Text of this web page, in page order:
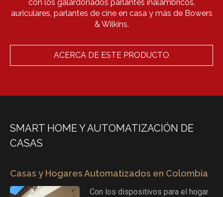
con los galardonados parlantes inalámbricos,
auriculares, parlantes de cine en casa y más de Bowers
& Wilkins.
ACERCA DE ESTE PRODUCTO
SMART HOME Y AUTOMATIZACIÓN DE
CASAS
Casas y Hogares Automatizados en Colombia
Con los dispositivos para el hogar